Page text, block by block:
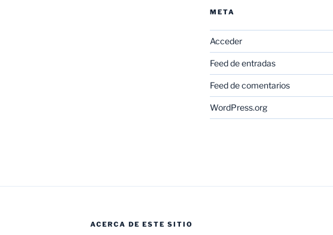
META
Acceder
Feed de entradas
Feed de comentarios
WordPress.org
ACERCA DE ESTE SITIO